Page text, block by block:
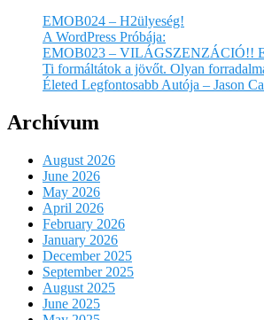
EMOB024 – H2ülyeség!
A WordPress Próbája:
EMOB023 – VILÁGSZENZÁCIÓ!!
Ti formáltátok a jövőt. Olyan
Életed Legfontosabb Autója – Jason
Archívum
August 2026
June 2026
May 2026
April 2026
February 2026
January 2026
December 2025
September 2025
August 2025
June 2025